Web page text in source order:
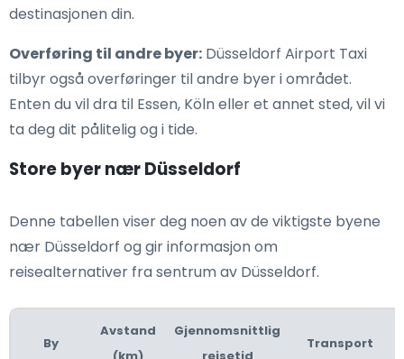
destinasjonen din.
Overføring til andre byer: Düsseldorf Airport Taxi
tilbyr også overføringer til andre byer i området.
Enten du vil dra til Essen, Köln eller et annet sted, vil vi
ta deg dit pålitelig og i tide.
Store byer nær Düsseldorf
Denne tabellen viser deg noen av de viktigste byene
nær Düsseldorf og gir informasjon om
reisealternativer fra sentrum av Düsseldorf.
By
Avstand
Gjennomsnittlig
Transport